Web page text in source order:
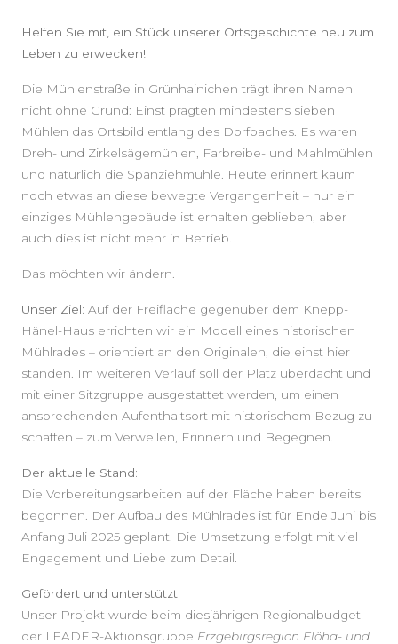
Helfen Sie mit, ein Stück unserer Ortsgeschichte neu zum
Leben zu erwecken!
Die Mühlenstraße in Grünhainichen trägt ihren Namen
nicht ohne Grund: Einst prägten mindestens sieben
Mühlen das Ortsbild entlang des Dorfbaches. Es waren
Dreh- und Zirkelsägemühlen, Farbreibe- und Mahlmühlen
und natürlich die Spanziehmühle. Heute erinnert kaum
noch etwas an diese bewegte Vergangenheit – nur ein
einziges Mühlengebäude ist erhalten geblieben, aber
auch dies ist nicht mehr in Betrieb.
Das möchten wir ändern.
Unser Ziel: Auf der Freifläche gegenüber dem Knepp-
Hänel-Haus errichten wir ein Modell eines historischen
Mühlrades – orientiert an den Originalen, die einst hier
standen. Im weiteren Verlauf soll der Platz überdacht und
mit einer Sitzgruppe ausgestattet werden, um einen
ansprechenden Aufenthaltsort mit historischem Bezug zu
schaffen – zum Verweilen, Erinnern und Begegnen.
Der aktuelle Stand:
Die Vorbereitungsarbeiten auf der Fläche haben bereits
begonnen. Der Aufbau des Mühlrades ist für Ende Juni bis
Anfang Juli 2025 geplant. Die Umsetzung erfolgt mit viel
Engagement und Liebe zum Detail.
Gefördert und unterstützt:
Unser Projekt wurde beim diesjährigen Regionalbudget
der LEADER-Aktionsgruppe Erzgebirgsregion Flöha- und